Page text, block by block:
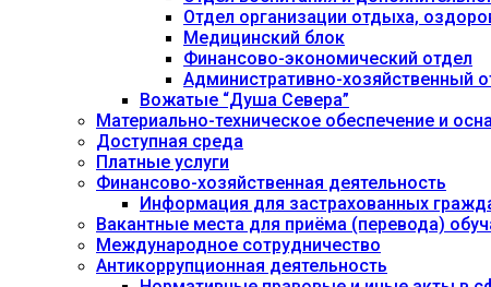
Отдел организации отдыха,
Медицинский блок
Финансово-экономический отдел
Административно-хозяйственный
Вожатые “Душа Севера”
Материально-техническое обеспечение и
Доступная среда
Платные услуги
Финансово-хозяйственная деятельность
Информация для застрахованных
Вакантные места для приёма (перевода)
Международное сотрудничество
Антикоррупционная деятельность